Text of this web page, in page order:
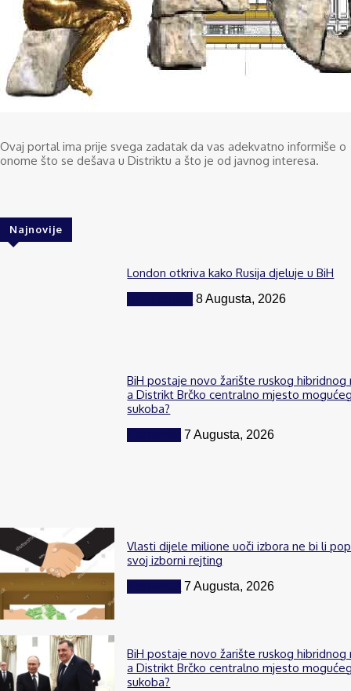
Ovaj portal ima prije svega zadatak da vas adekvatno informiše o
onome što se dešava u Distriktu a što je od javnog interesa.
Najnovije
London otkriva kako Rusija djeluje u BiH
8 Augusta, 2026
BiH postaje novo žarište ruskog hibridnog
a Distrikt Brčko centralno mjesto
sukoba?
7 Augusta, 2026
Vlasti dijele milione uoči izbora ne bi li
svoj izborni rejting
7 Augusta, 2026
BiH postaje novo žarište ruskog hibridnog
a Distrikt Brčko centralno mjesto
sukoba?